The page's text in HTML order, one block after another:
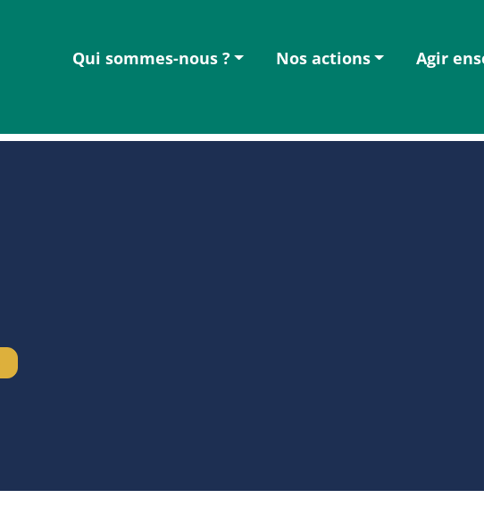
Qui sommes-nous ? Nos actions Agir